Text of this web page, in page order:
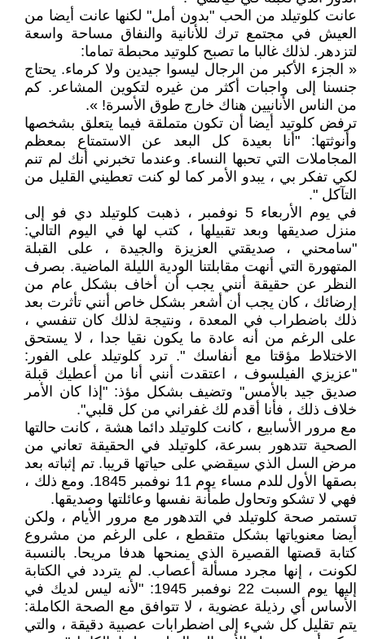
عانت كلوتيلد من الحب "بدون أمل" لكنها عانت أيضا من
العيش في مجتمع ترك للأنانية والنفاق مساحة واسعة
لتزدهر. لذلك غالبا ما تصبح كلوتيد محبطة تماما:
« الجزء الأكبر من الرجال ليسوا جيدين ولا كرماء. يحتاج
جنسنا إلى واجبات أكثر من غيره لتكوين المشاعر. كم
من الناس الأنانيين هناك خارج طوق الأسرة! ».
ترفض كلوتيد أيضا أن تكون متملقة فيما يتعلق بشخصها
وأنوثتها: "أنا بعيدة كل البعد عن الاستمتاع بمعظم
المجاملات التي تحبها النساء. وعندما تخبرني أنك لم تنم
لكي تفكر بي ، يبدو الأمر كما لو كنت تعطيني القليل من
التآكل ".
في يوم الأربعاء 5 نوفمبر ، ذهبت كلوتيلد دي فو إلى
منزل صديقها وبعد تقبيلها ، كتب لها في اليوم التالي:
"سامحني ، صديقتي العزيزة والجيدة ، على القبلة
المتهورة التي أنهت مقابلتنا الودية الليلة الماضية. بصرف
النظر عن حقيقة أنني يجب أن أخاف بشكل عام من
إرضائك ، كان يجب أن أشعر بشكل خاص أنني تأثرت بعد
ذلك باضطراب في المعدة ، ونتيجة لذلك كان تنفسي ،
على الرغم من أنه عادة ما يكون نقيا جدا ، لا يستحق
الاختلاط مؤقتا مع أنفاسك ". ترد كلوتيلد على الفور:
"عزيزي الفيلسوف ، اعتقدت أنني أنا من أعطيك قبلة
صديق جيد بالأمس" وتضيف بشكل مؤذ: "إذا كان الأمر
خلاف ذلك ، فأنا أقدم لك غفراني من كل قلبي".
مع مرور الأسابيع ، كانت كلوتيلد دائما هشة ، كانت حالتها
الصحية تتدهور بسرعة، كلوتيلد في الحقيقة تعاني من
مرض السل الذي سيقضي على حياتها قريبا. تم إثباته بعد
بصقها الأول للدم مساء يوم 11 نوفمبر 1845. ومع ذلك ،
فهي لا تشكو وتحاول طمأنة نفسها وعائلتها وصديقها.
تستمر صحة كلوتيلد في التدهور مع مرور الأيام ، ولكن
أيضا معنوياتها بشكل متقطع ، على الرغم من مشروع
كتابة قصتها القصيرة الذي يمنحها هدفا مريحا. بالنسبة
لكونت ، إنها مجرد مسألة أعصاب. لم يتردد في الكتابة
إليها يوم السبت 22 نوفمبر 1945: "لأنه ليس لديك في
الأساس أي رذيلة عضوية ، لا تتوافق مع الصحة الكاملة:
يتم تقليل كل شيء إلى اضطرابات عصبية دقيقة ، والتي